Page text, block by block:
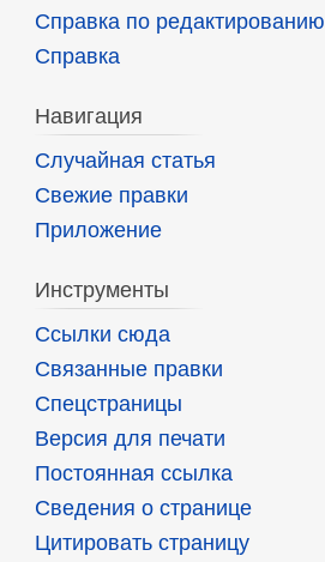
Справка по редактированию
Справка
Навигация
Случайная статья
Свежие правки
Приложение
Инструменты
Ссылки сюда
Связанные правки
Спецстраницы
Версия для печати
Постоянная ссылка
Сведения о странице
Цитировать страницу